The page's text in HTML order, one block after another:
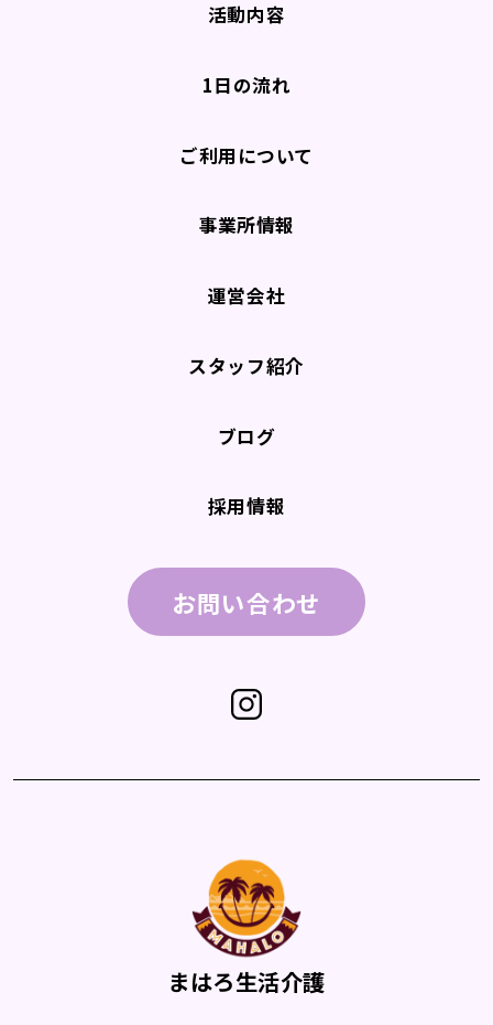
活動内容
1日の流れ
ご利用について
事業所情報
運営会社
スタッフ紹介
ブログ
採用情報
お問い合わせ
まはろ生活介護